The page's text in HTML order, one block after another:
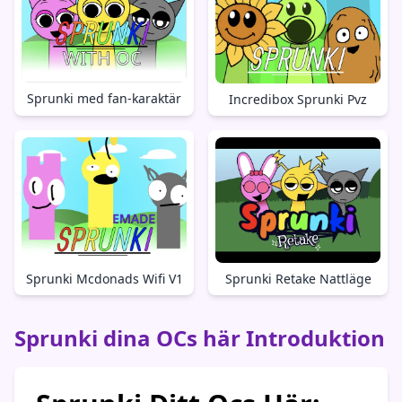
Sprunki med fan-karaktär Incredibox Sprunki Pvz
Sprunki Mcdonads Wifi V1 Sprunki Retake Nattläge
Sprunki dina OCs här Introduktion